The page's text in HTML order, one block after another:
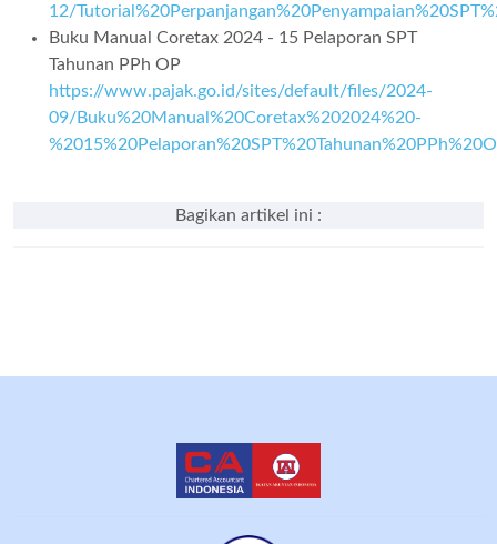
12/
Buku Manual Coretax 2024 - 15 Pelaporan SPT
Tahunan PPh OP
https://www.pajak.go.id/sites/default/files/2024-
09/Buku%20Manual%20Coretax%202024%20-
Bagikan artikel ini :